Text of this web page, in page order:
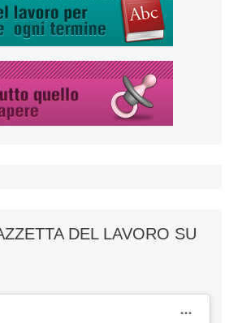
DEL LAVORO SU